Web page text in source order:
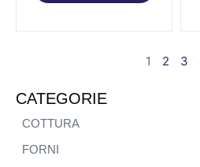
CATEGORIE
COTTURA
FORNI
1 2 3